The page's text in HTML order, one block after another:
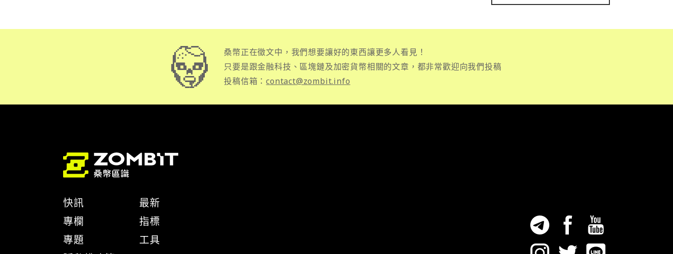
桑幣正在徵文中，我們想要讓好的東西讓更多人看見！
只要是跟金融科技、區塊鏈及加密貨幣相關的文章，都非常歡迎向我們投稿
投稿信箱：contact@zombit.info
快訊
專欄
專題
最新
指標
工具